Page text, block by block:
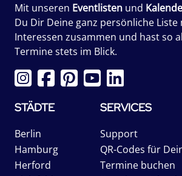
Mit unseren Eventlisten und
Du Dir Deine ganz persönliche Liste
Interessen zusammen und hast so
Termine stets im Blick.
STÄDTE
Berlin
Hamburg
Herford
SERVICES
Support
QR-Codes für
Termine buchen